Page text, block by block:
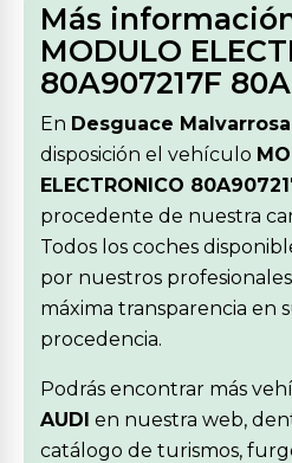
Más
MODULO
80A907217F
En Desguace Malvarrosa
disposición el vehículo
ELECTRONICO
procedente de nuestra
Todos los coches
por nuestros
máxima transparencia en
procedencia.
Podrás encontrar más
AUDI en nuestra web,
catálogo de turismos,